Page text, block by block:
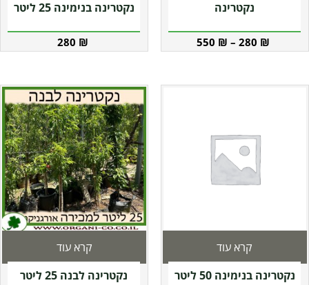
נקטרינה
280 ₪
–
550 ₪
נקטרינה בנימינה 25 ליטר
280 ₪
נקטרינה בנימינה 50 ליטר
קרא עוד
נקטרינה לבנה 25 ליטר
קרא עוד